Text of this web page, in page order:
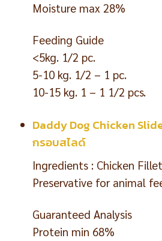
Moisture max 28%
Feeding Guide
<5kg. 1/2 pc.
5-10 kg. 1/2 – 1 pc.
10-15 kg. 1 – 1 1/2 pcs.
Daddy Dog Chicken
กรอบสไลด์
Ingredients : Chicken
Preservative for animal
Guaranteed Analysis
Protein min 68%